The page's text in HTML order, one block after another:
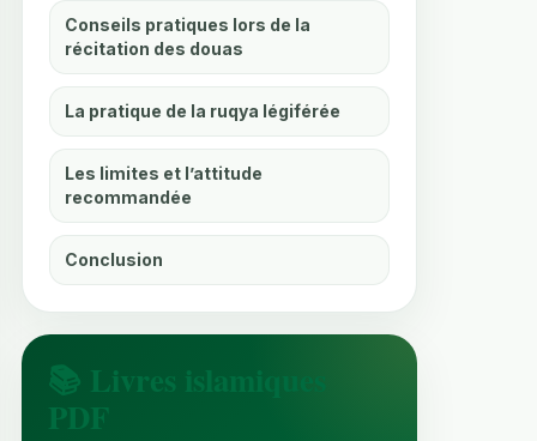
Conseils pratiques lors de la
récitation des douas
La pratique de la ruqya légiférée
Les limites et l’attitude
recommandée
Conclusion
📚 Livres islamiques
PDF